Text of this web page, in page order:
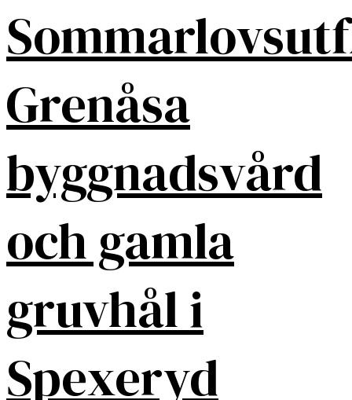
Grenåsa
byggnadsvård
och gamla
gruvhål i
Spexeryd